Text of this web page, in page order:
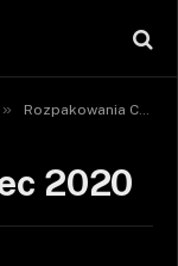
» Rozpakowania Crate'ów
2020